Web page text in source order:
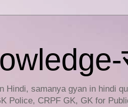
Hindi, samanya gyan in hindi
Police, CRPF GK, GK for